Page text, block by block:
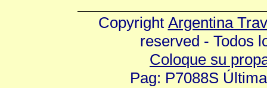
Copyright Argentina
reserved - Todos
Coloque su
Pag: P7088S